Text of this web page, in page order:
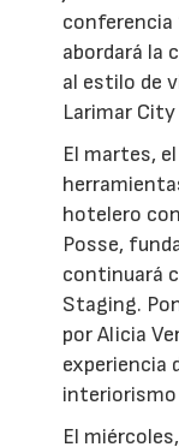
conferencia
abordará la
al estilo de
Larimar
El martes,
hotelero
Posse,
continuará
Staging.
por Alicia
experiencia
interiorismo
El